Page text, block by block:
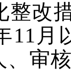
整改
11 月
、审